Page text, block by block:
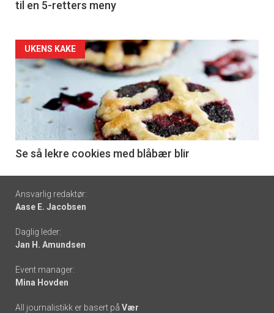
til en 5-retters meny
Forsiden
akkurat
nå
6
UKENS KAKE
Se så lekre cookies med blåbær blir
Footer
-
links
Ansvarlig redaktør:
Aase E. Jacobsen
Daglig leder:
Jan H. Amundsen
Event manager:
Mina Hovden
All journalistikk er basert på Vær